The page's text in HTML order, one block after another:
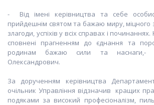
- Від імені керівництва та себе
прийдешнім святом та бажаю миру, міцного
злагоди, успіхів у всіх справах і
сповнені прагненням до єднання та
родинам бажаю сили та наснаги,-
Олександрович.
За дорученням керівництва
очільник Управління відзначив кращих
подяками за високий професіоналізм,